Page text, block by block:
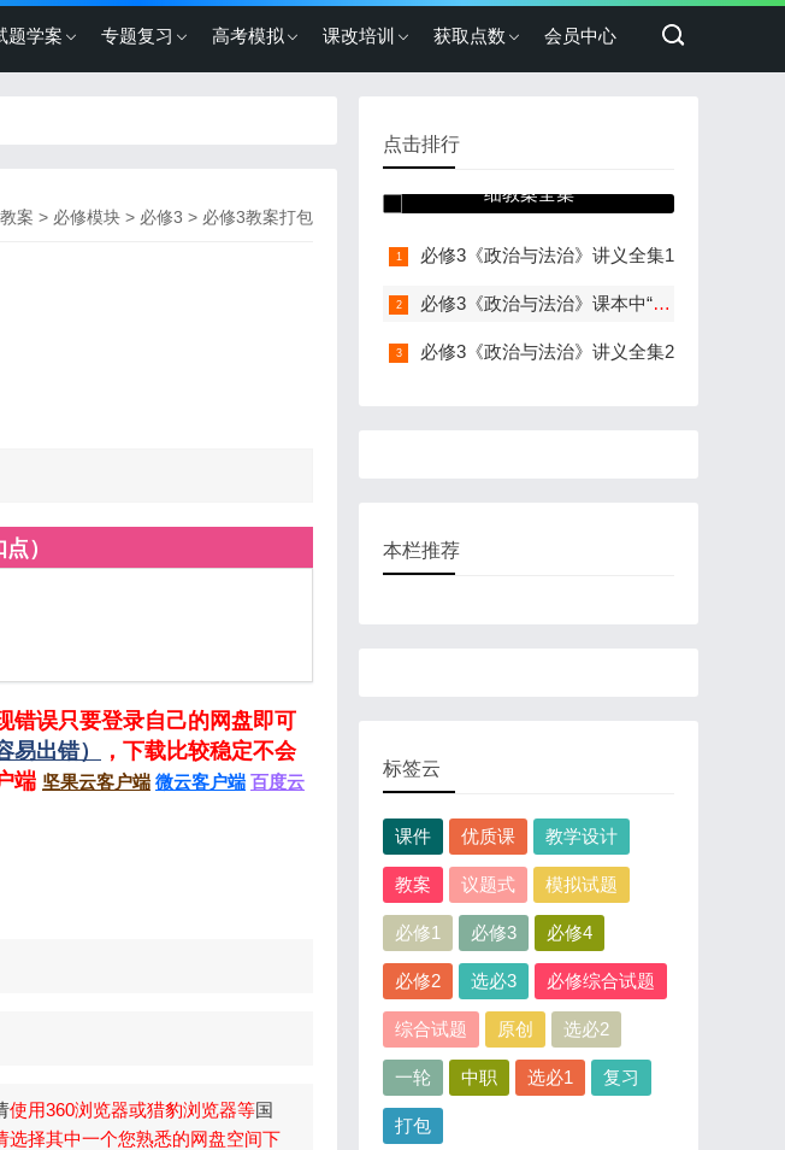
题学案 专题复习 高考模拟 课改培训 获取点数 会员中心
案 > 必修模块 > 必修3 > 必修3教案打包
）
错误只要登录自己的网盘即可
易出错）
，下载比较稳定不会
端 坚果云客户端 微云客户端 百度云
使用360浏览器或猎豹浏览器等国
择其中一个您熟悉的网盘空间下
点击排行
必修3《政治与法治》详
细教案全集
必修3《政治与法治》讲义全集1
必修3《政治与法治》课本中“探究与分享”答案
必修3《政治与法治》讲义全集2
本栏推荐
标签云
课件 优质课 教学设计
教案 议题式 模拟试题
必修1 必修3 必修4
必修2 选必3 必修综合试题
综合试题 原创 选必2
一轮 中职 选必1 复习
打包